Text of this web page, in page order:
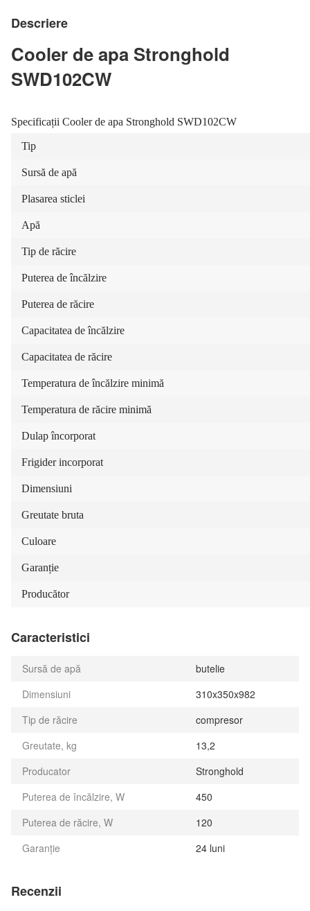
Descriere
Cooler de apa Stronghold
SWD102CW
Specificații Cooler de apa Stronghold SWD102CW
Tip
Sursă de apă
Plasarea sticlei
Apă
Tip de răcire
Puterea de încălzire
Puterea de răcire
Capacitatea de încălzire
Capacitatea de răcire
Temperatura de încălzire minimă
Temperatura de răcire minimă
Dulap încorporat
Frigider incorporat
Dimensiuni
Greutate bruta
Culoare
Garanție
Producător
Caracteristici
Sursă de apă
butelie
Dimensiuni
310x350x982
Tip de răcire
compresor
Greutate, kg
13,2
Producator
Stronghold
Puterea de încălzire, W
450
Puterea de răcire, W
120
Garanție
24 luni
Recenzii